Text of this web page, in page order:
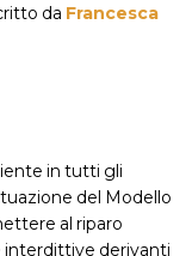
da Francesca
in tutti gli
del Modello
al riparo
interdittive derivanti